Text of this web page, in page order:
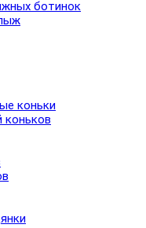
ботинок
коньки
коньков